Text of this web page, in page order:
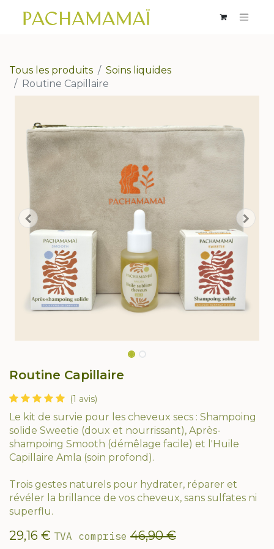
Tous les produits
Soins liquides
Routine Capillaire
Routine Capillaire
(1 avis)
Le kit de survie pour les cheveux secs : Shampoing
solide Sweetie (doux et nourrissant), Après-
shampoing Smooth (démêlage facile) et l'Huile
Capillaire Amla (soin profond).
Trois gestes naturels pour hydrater, réparer et
révéler la brillance de vos cheveux, sans sulfates ni
superflu.
29,16 € TVA comprise 46,90€